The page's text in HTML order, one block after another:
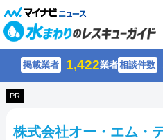
掲載業者 1,422業者相談件数
PR
株式会社オー・エム・